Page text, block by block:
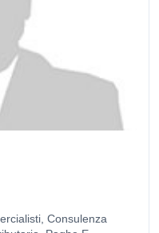
Consulenza